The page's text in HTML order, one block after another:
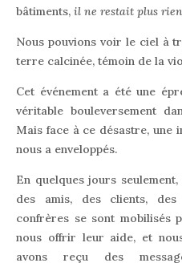
bâtiments, il ne restait plus rien
Nous pouvions voir le ciel à
terre calcinée, témoin de la
Cet événement a été une
véritable bouleversement
Mais face à ce désastre, une
nous a enveloppés.
En quelques jours
des amis, des clients,
confrères se sont mobilisés
nous offrir leur aide, et
avons reçu des